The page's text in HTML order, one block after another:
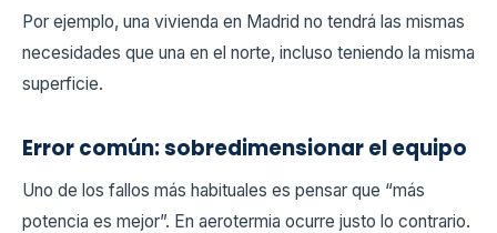
Por ejemplo, una vivienda en Madrid no tendrá las mismas
necesidades que una en el norte, incluso teniendo la misma
superficie.
Error común: sobredimensionar el equipo
Uno de los fallos más habituales es pensar que “más
potencia es mejor”. En aerotermia ocurre justo lo contrario.